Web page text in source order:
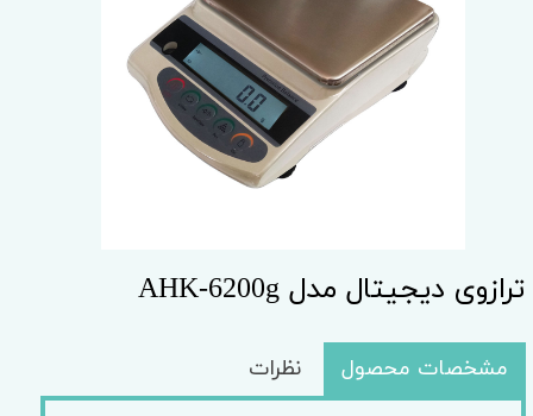
ترازوی دیجیتال مدل AHK-6200g
مشخصات محصول نظرات